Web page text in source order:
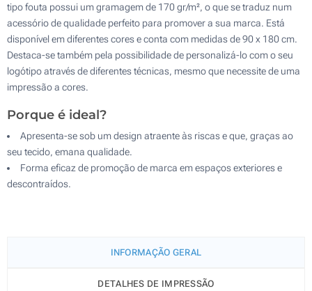
tipo fouta possui um gramagem de 170 gr/m², o que se traduz num
acessório de qualidade perfeito para promover a sua marca. Está
disponível em diferentes cores e conta com medidas de 90 x 180 cm.
Destaca-se também pela possibilidade de personalizá-lo com o seu
logótipo através de diferentes técnicas, mesmo que necessite de uma
impressão a cores.
Porque é ideal?
Apresenta-se sob um design atraente às riscas e que, graças ao
seu tecido, emana qualidade.
Forma eficaz de promoção de marca em espaços exteriores e
descontraídos.
INFORMAÇÃO GERAL
DETALHES DE IMPRESSÃO